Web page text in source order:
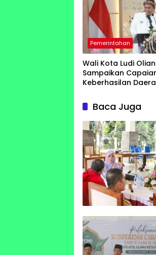
Pemerintahan
Wali Kota Ludi
Sampaikan
Keberhasilan
Pagar Alam
Baca Juga